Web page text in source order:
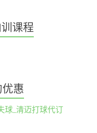
课程
惠